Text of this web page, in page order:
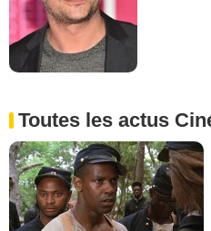
Toutes les actus